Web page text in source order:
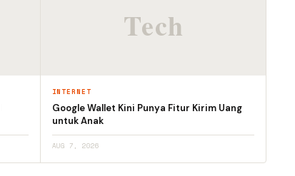
INTERNET
Google Wallet Kini Punya Fitur Kirim Uang
untuk Anak
AUG 7, 2026